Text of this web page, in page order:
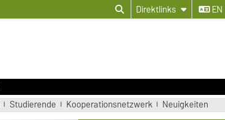
Direktlinks EN
Studierende Kooperationsnetzwerk Neuigkeiten